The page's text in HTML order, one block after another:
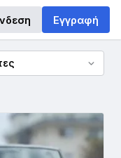
Εγγραφή